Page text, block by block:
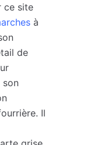
ce site
à
de
son
Il